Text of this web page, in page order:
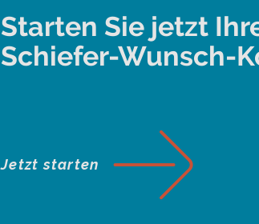
Starten Sie jetzt
Schiefer-Wunsch-
Jetzt starten